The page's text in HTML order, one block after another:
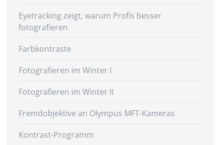
Eyetracking zeigt, warum Profis besser
fotografieren
Farbkontraste
Fotografieren im Winter I
Fotografieren im Winter II
Fremdobjektive an Olympus MFT-Kameras
Kontrast-Programm